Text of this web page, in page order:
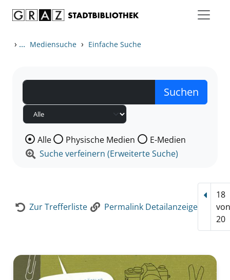
› ... Mediensuche › Einfache Suche
Wählen Sie die Medienart nach der Sie suchen wollen.
Alle Physische Medien
E-Medien
Suche verfeinern (Erweiterte Suche)
Zur Trefferliste Permalink Detailanzeige
18
von
20